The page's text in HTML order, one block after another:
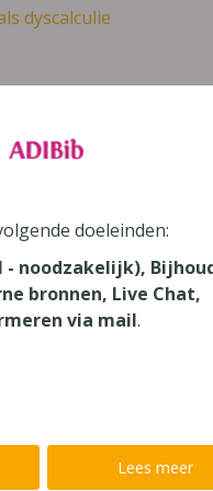
dyscalculie
thema's als redelijke
-
doeleinden:
noodzakelijk),
bronnen, Live Chat,
via mail.
Lees meer